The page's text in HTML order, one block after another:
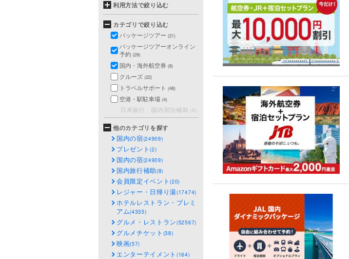
利用方法で絞り込む
カテゴリで絞り込む
パッケージツアー (21)
パッケージツアーオンライン
予約 (29)
国内・海外航空券 (8)
クルーズ (22)
トラベルサポート (48)
空港・駅駐車場 (4)
日本旅行 国内宿泊補助 (0)
他のカテゴリを探す
国内の宿(24909)
プレゼント(2)
国内の宿(24909)
国内旅行補助(8)
会員限定イベント(20)
レジャー・日帰り湯(17474)
ホテルレストラン・プレミ
アム(4335)
グルメ・レストラン(52567)
グルメチケット (38)
映画(57)
エンターテイメント(164)